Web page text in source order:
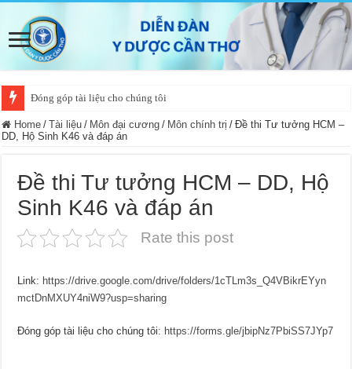
Đóng góp tài liệu cho chúng tôi
Home / Tài liệu / Môn đại cương / Môn chính trị / Đề thi Tư tưởng HCM –
DD, Hộ Sinh K46 và đáp án
Đề thi Tư tưởng HCM – DD, Hộ
Sinh K46 và đáp án
Rate this post
Link: https://drive.google.com/drive/folders/1cTLm3s_Q4VBikrEYyn
mctDnMXUY4niW9?usp=sharing
Đóng góp tài liệu cho chúng tôi: https://forms.gle/jbipNz7PbiSS7JYp7